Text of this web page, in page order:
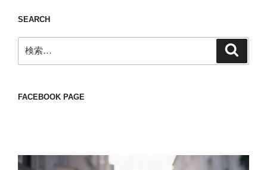
SEARCH
索:
FACEBOOK PAGE
動